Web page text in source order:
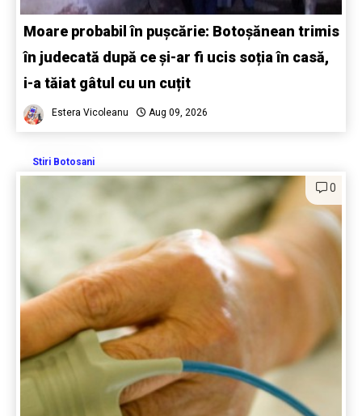
Moare probabil în pușcărie: Botoșănean trimis
în judecată după ce și-ar fi ucis soția în casă,
i-a tăiat gâtul cu un cuțit
Estera Vicoleanu Aug 09, 2026
Stiri Botosani
0